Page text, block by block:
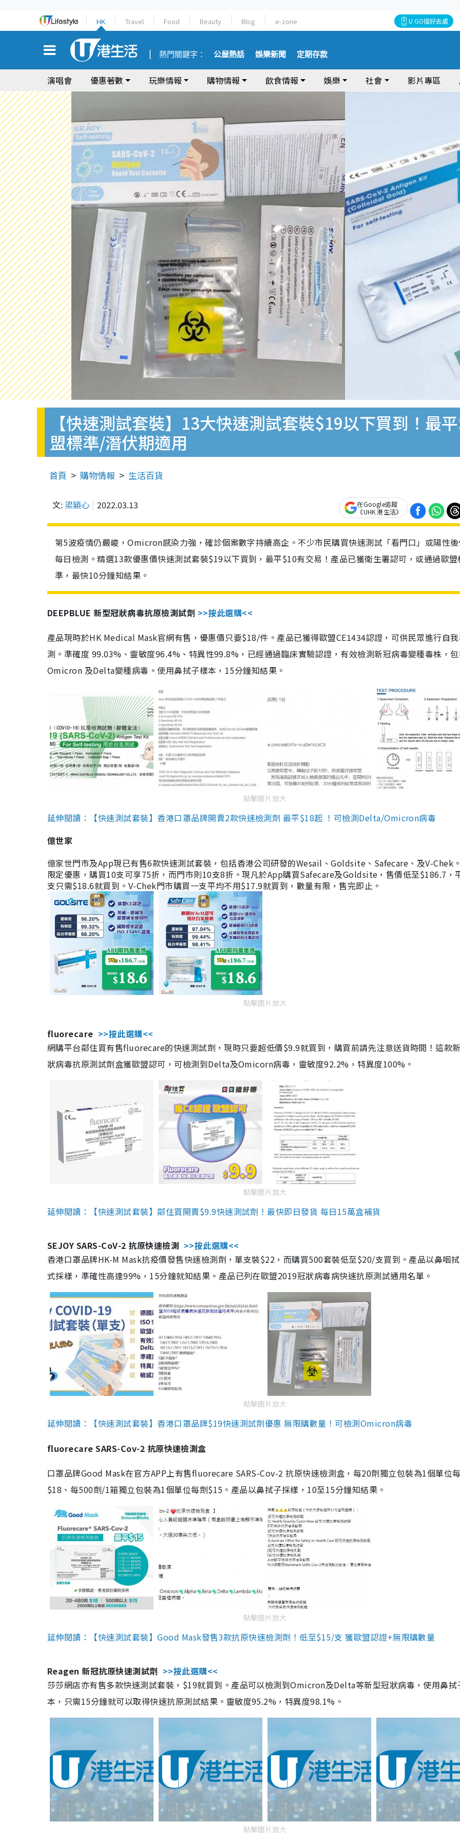
HK Travel Food Beauty Blog e-zone U GO搵好去處
熱門關鍵字： 公屋熱話 娛樂新聞 定期存款
演唱會 優惠著數 玩樂情報 購物情報 飲食情報 娛樂 社會 影片專區
【快速測試套裝】13大快速測試套裝$19以下買到！最
盟標準/潛伏期適用
首頁 購物情報 生活百貨
文: 梁穎心 2022.03.13
在Google追蹤
《UHK 港生活》
第5波疫情仍嚴峻，Omicron感染力強，確診個案數字持續高企。不少市民購買快速測試「看門口」或陽性
每日檢測。精選13款優惠價快速測試套裝$19以下買到，最平$10有交易！產品已獲衛生署認可，或通過歐盟
準，最快10分鐘知結果。
DEEPBLUE 新型冠狀病毒抗原檢測試劑 >>按此選購<<
產品現時於HK Medical Mask官網有售，優惠價只要$18/件。產品已獲得歐盟CE1434認證，可供民眾進行自
測。準確度 99.03%、靈敏度96.4%、特異性99.8%，已經通過臨床實驗認證，有效檢測新冠病毒變種毒株，
Omicron 及Delta變種病毒。使用鼻拭子樣本，15分鐘知結果。
點擊圖片放大
延伸閱讀：【快速測試套裝】香港口罩品牌開賣2款快速檢測劑 最平$18起 ！可檢測Delta/Omicron病毒
億世家
億家世門市及App現已有售6款快速測試套裝，包括香港公司研發的Wesail、Goldsite、Safecare、及V-Chek
限定優惠，購買10支可享75折，而門市則10支8折。現凡於App購買Safecare及Goldsite，售價低至$186.7，
支只需$18.6就買到。V-Chek門市購買一支平均不用$17.9就買到，數量有限，售完即止。
點擊圖片放大
fluorecare >>按此選購<<
網購平台鄰住買有售fluorecare的快速測試劑，現時只要超低價$9.9就買到，購買前請先注意送貨時間！這款
狀病毒抗原測試劑盒獲歐盟認可，可檢測到Delta及Omicorn病毒，靈敏度92.2%，特異度100%。
點擊圖片放大
延伸閱讀：【快速測試套裝】鄰住買開賣$9.9快速測試劑！最快即日發貨 每日15萬盒補貨
SEJOY SARS-CoV-2 抗原快速檢測 >>按此選購<<
香港口罩品牌HK-M Mask抗疫價發售快速檢測劑，單支裝$22，而購買500套裝低至$20/支買到。產品以鼻咽
式採樣，準確性高達99%，15分鐘就知結果。產品已列在歐盟2019冠狀病毒病快速抗原測試通用名單。
點擊圖片放大
延伸閱讀：【快速測試套裝】香港口罩品牌$19快速測試劑優惠 無限購數量！可檢測Omicron病毒
fluorecare SARS-Cov-2 抗原快速檢測盒
口罩品牌Good Mask在官方APP上有售fluorecare SARS-Cov-2 抗原快速檢測盒，每20劑獨立包裝為1個單位
$18、每500劑/1箱獨立包裝為1個單位每劑$15。產品以鼻拭子採樣，10至15分鐘知結果。
點擊圖片放大
延伸閱讀：【快速測試套裝】Good Mask發售3款抗原快速檢測劑！低至$15/支 獲歐盟認證+無限購數量
Reagen 新冠抗原快速測試劑 >>按此選購<<
莎莎網店亦有售多款快速測試套裝，$19就買到。產品可以檢測到Omicron及Delta等新型冠狀病毒，使用鼻拭
本，只需15分鐘就可以取得快速抗原測試結果。靈敏度95.2%，特異度98.1%。
點擊圖片放大